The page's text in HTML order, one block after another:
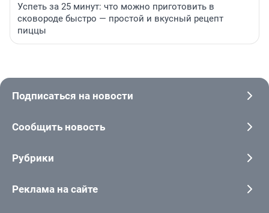
Успеть за 25 минут: что можно приготовить в
сковороде быстро — простой и вкусный рецепт
пиццы
Подписаться на новости
Сообщить новость
Рубрики
Реклама на сайте